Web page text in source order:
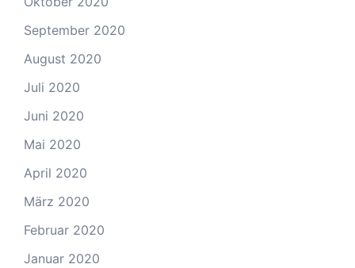
September 2020
August 2020
Juli 2020
Juni 2020
Mai 2020
April 2020
März 2020
Februar 2020
Januar 2020